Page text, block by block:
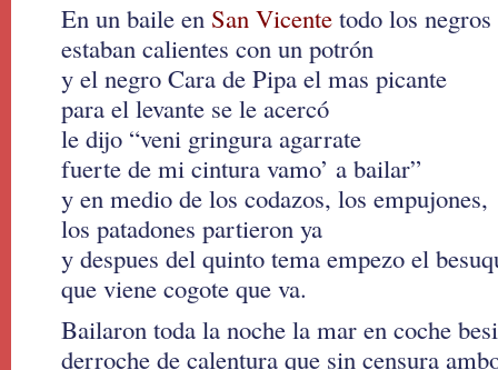
En un baile en San Vicente todo los negros
estaban calientes con un potrón
y el negro Cara de Pipa el mas picante
para el levante se le acercó
le dijo “veni gringura agarrate
fuerte de mi cintura vamo’ a bailar”
y en medio de los codazos, los empujones,
los patadones partieron ya
y despues del quinto tema empezo el
que viene cogote que va.
Bailaron toda la noche la mar en coche
derroche de calentura que sin censura